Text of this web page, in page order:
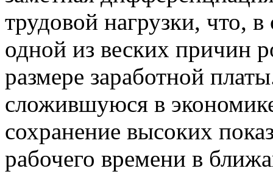
трудовой нагрузки, что,
одной из веских причин
размере заработной
сложившуюся в
сохранение высоких
рабочего времени в